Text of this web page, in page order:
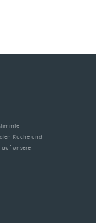
Küche und
auf unsere